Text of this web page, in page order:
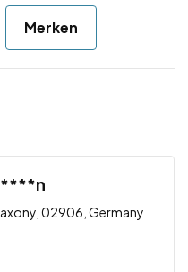
Merken
02906, Germany